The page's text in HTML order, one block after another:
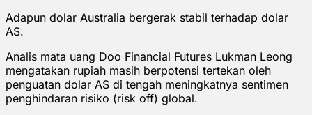
Adapun dolar Australia bergerak stabil terhadap dolar
AS.
Analis mata uang Doo Financial Futures Lukman Leong
mengatakan rupiah masih berpotensi tertekan oleh
penguatan dolar AS di tengah meningkatnya sentimen
penghindaran risiko (risk off) global.